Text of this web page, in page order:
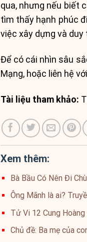
qua, nhưng nếu biết
tìm thấy hạnh phúc
việc xây dựng và
Để có cái nhìn sâu
Mạng, hoặc liên hệ
Tài liệu tham khảo:
Xem thêm:
Bà Bầu Có Nên Đi
Ông Mãnh là ai?
Tử Vi 12 Cung
Chủ đề: Ba mẹ của